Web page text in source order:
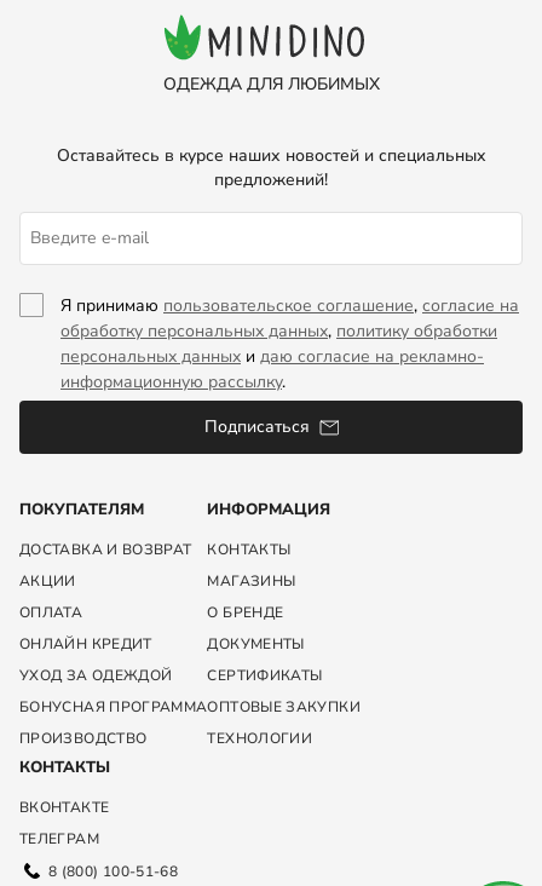
ОДЕЖДА ДЛЯ ЛЮБИМЫХ
ПОКУПАТЕЛЯМ
ДОСТАВКА И ВОЗВРАТ
АКЦИИ
ОПЛАТА
ОНЛАЙН КРЕДИТ
УХОД ЗА ОДЕЖДОЙ
БОНУСНАЯ ПРОГРАММА
ПРОИЗВОДСТВО
ИНФОРМАЦИЯ
КОНТАКТЫ
МАГАЗИНЫ
О БРЕНДЕ
ДОКУМЕНТЫ
СЕРТИФИКАТЫ
ОПТОВЫЕ ЗАКУПКИ
ТЕХНОЛОГИИ
КОНТАКТЫ
ВКОНТАКТЕ
ТЕЛЕГРАМ
8 (800) 100-51-68
Оставайтесь в курсе наших новостей и специальных
предложений!
Я принимаю пользовательское соглашение, согласие на
обработку персональных данных, политику обработки
персональных данных и даю согласие на рекламно-
информационную рассылку.
Подписаться